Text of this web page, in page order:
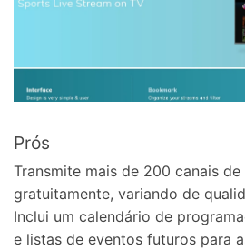
Prós
Transmite mais de 200 canais
gratuitamente, variando de
Inclui um calendário de
e listas de eventos futuros para